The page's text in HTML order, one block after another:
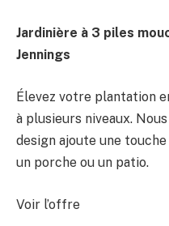
Jardinière à 3 piles
Jennings
Élevez votre plantation
à plusieurs niveaux.
design ajoute une
un porche ou un patio.
Voir l’offre